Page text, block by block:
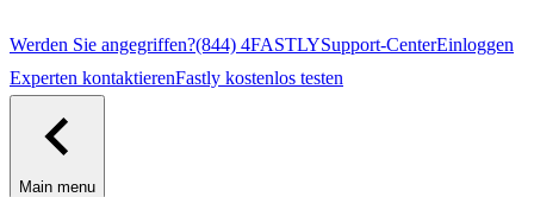
Werden Sie angegriffen?(844) 4FASTLYSupport-CenterEinloggen
Experten kontaktierenFastly kostenlos testen
Main menu